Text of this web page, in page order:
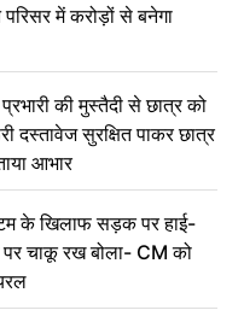
में करोड़ों से बनेगा
की मुस्तैदी से छात्र को
दस्तावेज सुरक्षित पाकर छात्र
आभार
के खिलाफ सड़क पर हाई-
पर चाकू रख बोला- CM को